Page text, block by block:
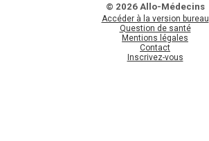
© 2026 Allo-Médecins
Accéder à la version bureau
Question de santé
Mentions légales
Contact
Inscrivez-vous